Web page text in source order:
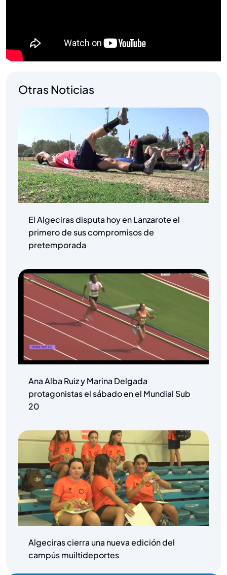
Otras Noticias
El Algeciras disputa hoy en Lanzarote el
primero de sus compromisos de
pretemporada
Ana Alba Ruiz y Marina Delgada
protagonistas el sábado en el Mundial Sub
20
Algeciras cierra una nueva edición del
campús muiltideportes